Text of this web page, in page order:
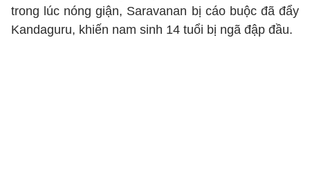
trong lúc nóng giận, Saravanan bị cáo buộc đã đẩy
Kandaguru, khiến nam sinh 14 tuổi bị ngã đập đầu.